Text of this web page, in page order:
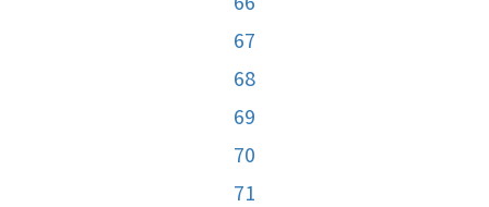
67
68
69
70
71